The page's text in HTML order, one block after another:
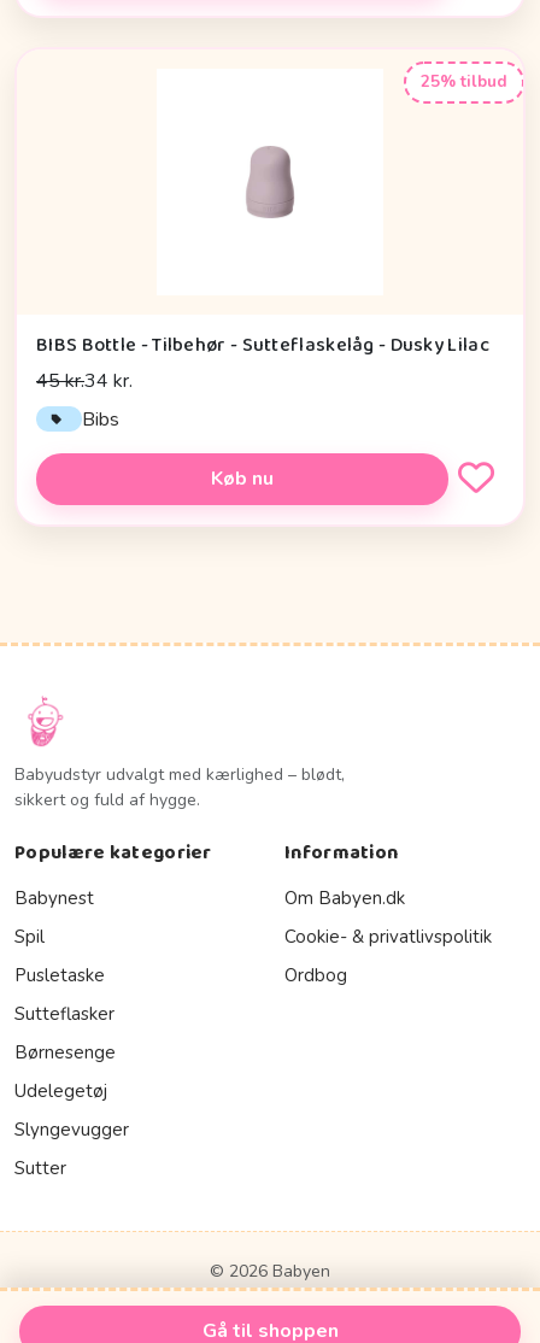
Gå til shoppen
25% tilbud
BIBS Bottle - Tilbehør - Sutteflaskelåg - Dusky Lilac
45 kr.34 kr.
Bibs
Køb nu
Babyudstyr udvalgt med kærlighed – blødt,
sikkert og fuld af hygge.
Populære kategorier
Babynest
Spil
Pusletaske
Sutteflasker
Børnesenge
Udelegetøj
Slyngevugger
Sutter
Information
Om Babyen.dk
Cookie- & privatlivspolitik
Ordbog
© 2026 Babyen